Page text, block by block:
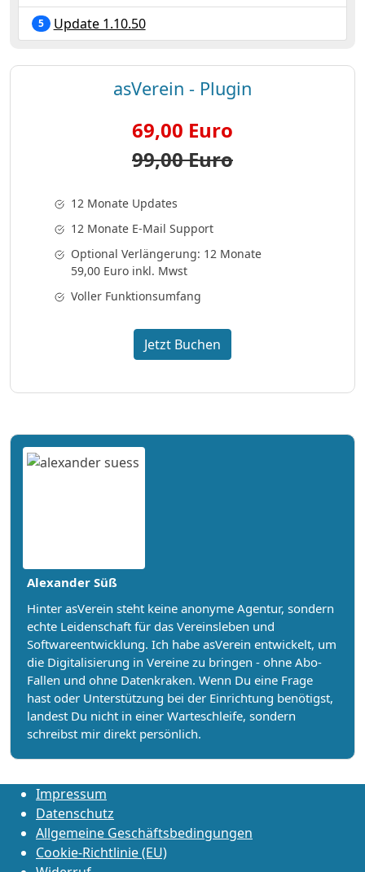
5 Update 1.10.50
asVerein - Plugin
69,00 Euro
99,00 Euro
12 Monate Updates
12 Monate E-Mail Support
Optional Verlängerung: 12 Monate
59,00 Euro inkl. Mwst
Voller Funktionsumfang
Jetzt Buchen
Alexander Süß
Hinter asVerein steht keine anonyme Agentur, sondern
echte Leidenschaft für das Vereinsleben und
Softwareentwicklung. Ich habe asVerein entwickelt, um
die Digitalisierung in Vereine zu bringen - ohne Abo-
Fallen und ohne Datenkraken. Wenn Du eine Frage
hast oder Unterstützung bei der Einrichtung benötigst,
landest Du nicht in einer Warteschleife, sondern
schreibst mir direkt persönlich.
Impressum
Datenschutz
Allgemeine Geschäftsbedingungen
Cookie-Richtlinie (EU)